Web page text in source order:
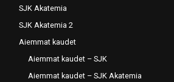
SJK Akatemia
SJK Akatemia 2
Aiemmat kaudet
Aiemmat kaudet – SJK
Aiemmat kaudet – SJK Akatemia